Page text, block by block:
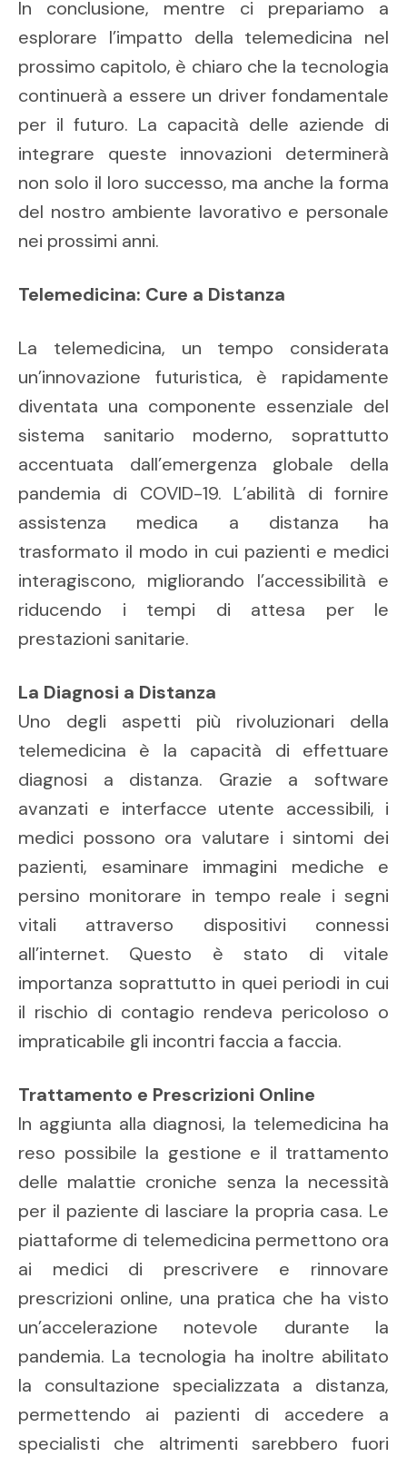
In conclusione, mentre ci prepariamo a
esplorare l’impatto della telemedicina nel
prossimo capitolo, è chiaro che la tecnologia
continuerà a essere un driver fondamentale
per il futuro. La capacità delle aziende di
integrare queste innovazioni determinerà
non solo il loro successo, ma anche la forma
del nostro ambiente lavorativo e personale
nei prossimi anni.
Telemedicina: Cure a Distanza
La telemedicina, un tempo considerata
un’innovazione futuristica, è rapidamente
diventata una componente essenziale del
sistema sanitario moderno, soprattutto
accentuata dall’emergenza globale della
pandemia di COVID-19. L’abilità di fornire
assistenza medica a distanza ha
trasformato il modo in cui pazienti e medici
interagiscono, migliorando l’accessibilità e
riducendo i tempi di attesa per le
prestazioni sanitarie.
La Diagnosi a Distanza
Uno degli aspetti più rivoluzionari della
telemedicina è la capacità di effettuare
diagnosi a distanza. Grazie a software
avanzati e interfacce utente accessibili, i
medici possono ora valutare i sintomi dei
pazienti, esaminare immagini mediche e
persino monitorare in tempo reale i segni
vitali attraverso dispositivi connessi
all’internet. Questo è stato di vitale
importanza soprattutto in quei periodi in cui
il rischio di contagio rendeva pericoloso o
impraticabile gli incontri faccia a faccia.
Trattamento e Prescrizioni Online
In aggiunta alla diagnosi, la telemedicina ha
reso possibile la gestione e il trattamento
delle malattie croniche senza la necessità
per il paziente di lasciare la propria casa. Le
piattaforme di telemedicina permettono ora
ai medici di prescrivere e rinnovare
prescrizioni online, una pratica che ha visto
un’accelerazione notevole durante la
pandemia. La tecnologia ha inoltre abilitato
la consultazione specializzata a distanza,
permettendo ai pazienti di accedere a
specialisti che altrimenti sarebbero fuori